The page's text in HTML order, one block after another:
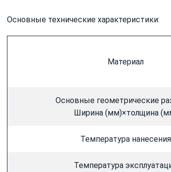
Основные технические характеристики:
Материал
Основные геометрические
Ширина (мм)×толщина
Температура нанесения
Температура